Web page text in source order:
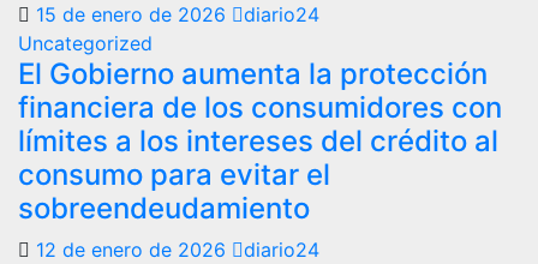
15 de enero de 2026
diario24
Uncategorized
El Gobierno aumenta la protección
financiera de los consumidores con
límites a los intereses del crédito al
consumo para evitar el
sobreendeudamiento
12 de enero de 2026
diario24